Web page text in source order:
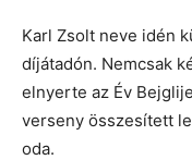
Karl Zsolt neve idén
díjátadón. Nemcsak
elnyerte az Év
verseny összesített
oda.